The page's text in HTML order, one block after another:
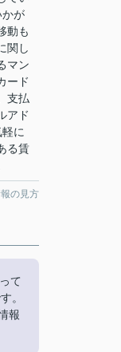
かが
動も
関し
マン
ード
支払
アド
に
る賃
の見方
て
。
報